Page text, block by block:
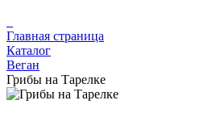
Главная страница
Каталог
Веган
Грибы на Тарелке